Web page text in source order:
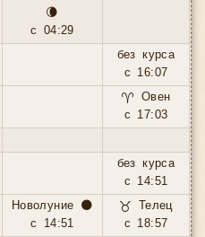
🌘
с 04:29
без курса
с 16:07
♈ Овен
с 17:03
без курса
с 14:51
Новолуние 🌑
с 14:51
♉ Телец
с 18:57